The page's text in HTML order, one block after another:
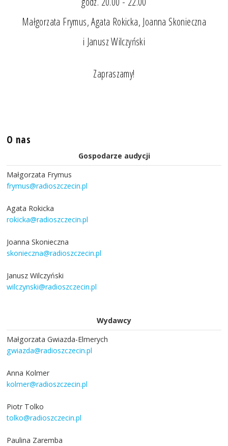
Małgorzata Frymus, Agata Rokicka, Joanna Skonieczna
i Janusz Wilczyński
Zapraszamy!
O nas
Gospodarze audycji
Małgorzata Frymus
frymus@radioszczecin.pl
Agata Rokicka
rokicka@radioszczecin.pl
Joanna Skonieczna
skonieczna@radioszczecin.pl
Janusz Wilczyński
wilczynski@radioszczecin.pl
Wydawcy
Małgorzata Gwiazda-Elmerych
gwiazda@radioszczecin.pl
Anna Kolmer
kolmer@radioszczecin.pl
Piotr Tolko
tolko@radioszczecin.pl
Paulina Zaremba